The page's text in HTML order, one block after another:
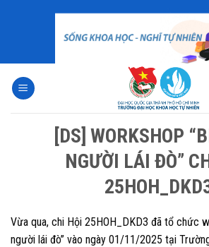
[DS] WORKSHOP
NGƯỜI LÁI ĐÒ”
Vừa qua, chi Hội 25HOH_DKD3 đã tổ chức
người lái đò” vào ngày 01/11/2025 tại